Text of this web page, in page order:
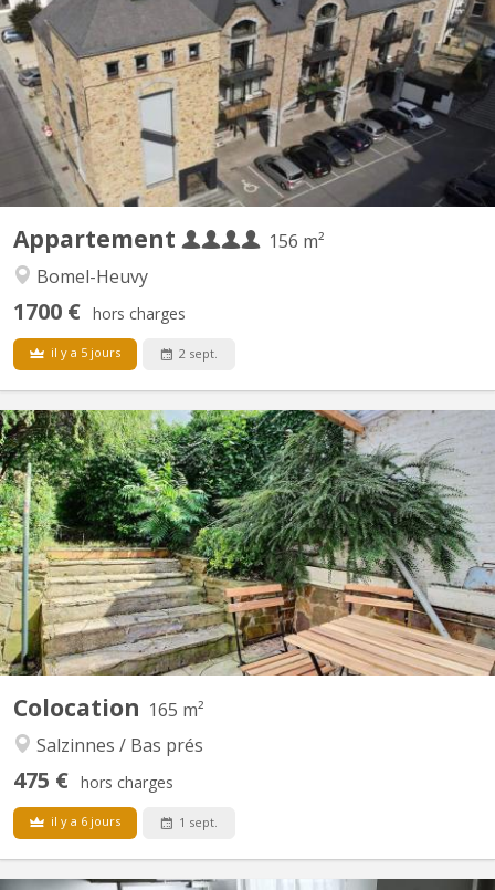
Appartement
156 m²
Bomel-Heuvy
1700 € hors charges
il y a 5 jours 2 sept.
IDEAL POUR 4. SUPER COLLOC: Enooooorme & splendide loft
en duplex neuf de 120m2, super équipé. 4 chambres individuelles.
Nous recherchons quatre étudiant(e)s pour former une
colocation dans ce superbe appartement. Le loyer individuel est
de 375€/mois et 100€ de provision pour les charges (le loyer...
Colocation 165 m²
Salzinnes / Bas prés
475 € hors charges
il y a 6 jours 1 sept.
KN 4552
Colocation rénovée à Salzinnes (Namur) - IL RESTE 1 grande
chambre disponible. Maison entièrement rénovée en 2023 (PEB
C), située Avenue de Marlagne 77, à deux pas de la Clinique
Sainte-Elisabeth, du département paramédical Hénallux et à
quelques minutes du centre-ville. ✨ La maison (165 m²)...